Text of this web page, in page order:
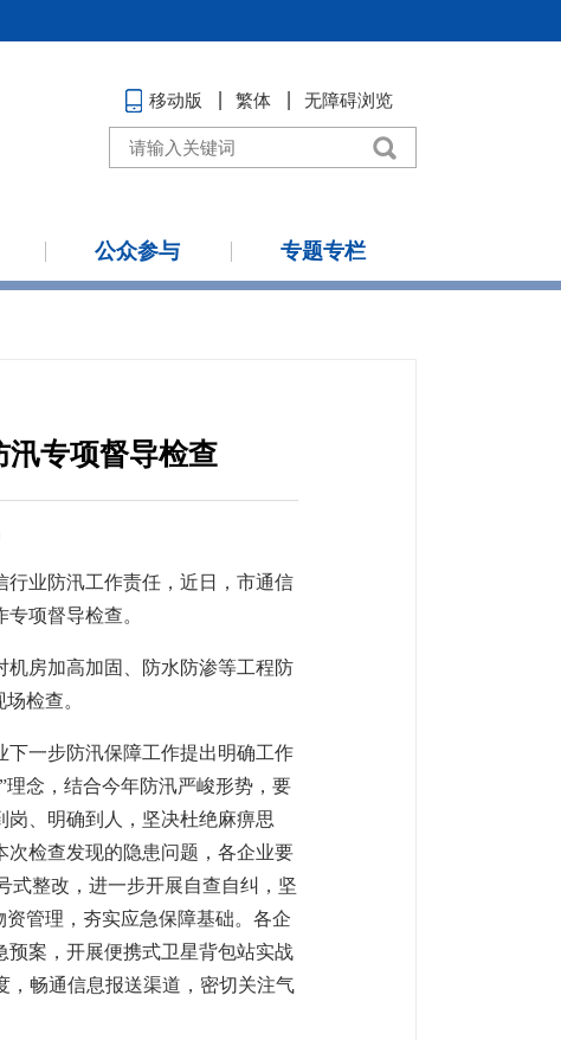
移动版 繁体 无障碍浏览
公众参与 专题专栏
汛专项督导检查
业防汛工作责任，近日，市通信
项督导检查。
房加高加固、防水防渗等工程防
检查。
一步防汛保障工作提出明确工作
念，结合今年防汛严峻形势，要
、明确到人，坚决杜绝麻痹思
检查发现的隐患问题，各企业要
式整改，进一步开展自查自纠，坚
管理，夯实应急保障基础。各企
案，开展便携式卫星背包站实战
，畅通信息报送渠道，密切关注气